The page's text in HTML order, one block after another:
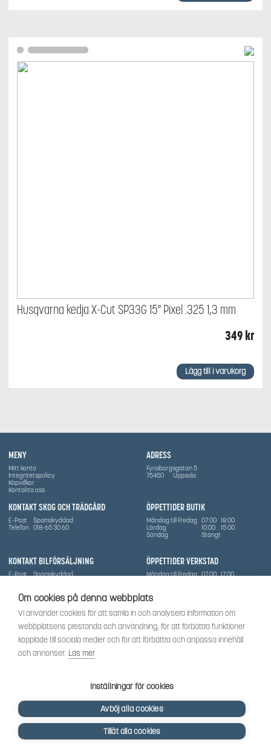
Om cookies på denna webbplats
Vi använder cookies för att samla in och analysera information om
webbplatsens prestanda och användning, för att förbättra funktioner
kopplade till sociala medier och för att förbättra och anpassa innehåll
och annonser. Läs mer
Inställningar för cookies
Avböj alla cookies
Tillåt alla cookies
Husqvarna kedja X-Cut SP33G 15" Pixel .325 1,3 mm
349kr
Lägg till i varukorg
MENY
Mitt konto
Integritetspolicy
Köpvillkor
Kontakta oss
ÖPPETTIDER BUTIK
Måndag till Fredag 07:00 18:00
Lördag
10:00
15:00
Söndag
Stängt
ÖPPETTIDER VERKSTAD
Måndag till Fredag 07:00 17:00
ADRESS
Fyrisborgsgatan 5
75450
Uppsala
KONTAKT SKOG OCH TRÄDGÅRD
E-Post
Spamskyddad
Telefon 018-65 30 60
KONTAKT BILFÖRSÄLJNING
E-Post
Spamskyddad
Vi har sedan 1970-talet levererat skog-och trädgårdsprodukter till Uppsala med omnejd. Vi
har idag även ett brett utbud av dessa produkter samt BRP:s produktsortiment, gällande
Can-Am, Sea-Doo.
Vi är certifierad serviceverkstad.
SOCIALT